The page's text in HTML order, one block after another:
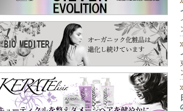
クで⁡ ⁡とても優しい
成分なのに⁡ ⁡トリー
トメントなくても⁡ ⁡
さらふわに仕上が
り、しかも⁡ ⁡汚れが
ひどくなかったら⁡ ⁡
一度洗いでも きち
んと落とせる⁡ ⁡優れ
もの✨⁡ ⁡わん子にも
護と保湿』の両方
が出来るので一年
中使えます😊 お顔
以外の乾燥が気に
なる所にも使えま
ペーパーを扱う業
務作業、指先を使
う細かい作業な
ど、手を使うあら